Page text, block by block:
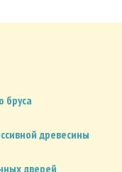
бруса
древесины
дверей